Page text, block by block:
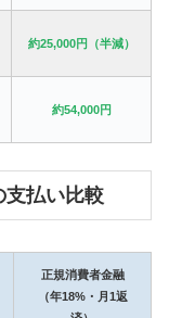
約25,000円（半減）
約54,000円
支払い比較
正規消費者金融
（年18%・月1返